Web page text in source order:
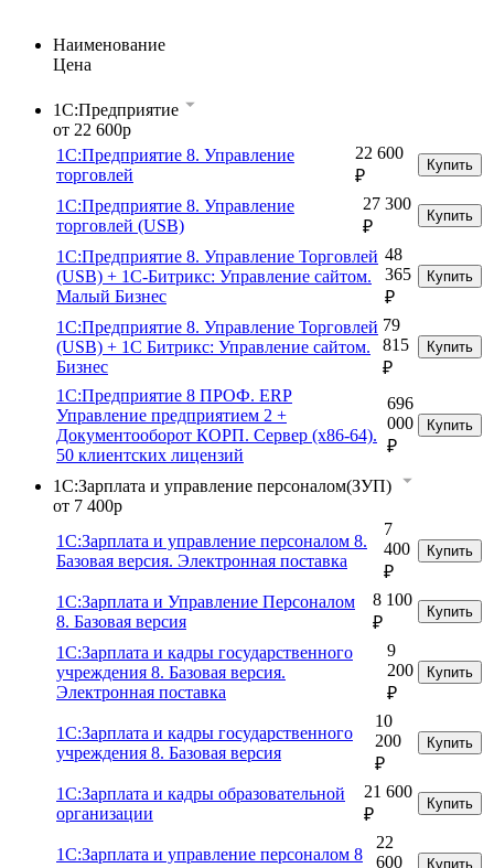
Наименование
Цена
1C:Предприятие
от 22 600р
1С:Предприятие 8. Управление
торговлей
22 600
₽
Купить
1С:Предприятие 8. Управление
торговлей (USB)
27 300
₽
Купить
1С:Предприятие 8. Управление Торговлей
(USB) + 1С-Битрикс: Управление сайтом.
Малый Бизнес
48
365
₽
Купить
1С:Предприятие 8. Управление Торговлей
(USB) + 1С Битрикс: Управление сайтом.
Бизнес
79
815
₽
Купить
1С:Предприятие 8 ПРОФ. ERP
Управление предприятием 2 +
Документооборот КОРП. Сервер (x86-64).
50 клиентских лицензий
696
000
₽
Купить
1С:Зарплата и управление персоналом(ЗУП)
от 7 400р
1С:Зарплата и управление персоналом 8.
Базовая версия. Электронная поставка
7
400
₽
Купить
1С:Зарплата и Управление Персоналом
8. Базовая версия
8 100
₽
Купить
1С:Зарплата и кадры государственного
учреждения 8. Базовая версия.
Электронная поставка
9
200
₽
Купить
1С:Зарплата и кадры государственного
учреждения 8. Базовая версия
10
200
₽
Купить
1С:Зарплата и кадры образовательной
организации
21 600
₽
Купить
1С:Зарплата и управление персоналом 8
22
600
Купить